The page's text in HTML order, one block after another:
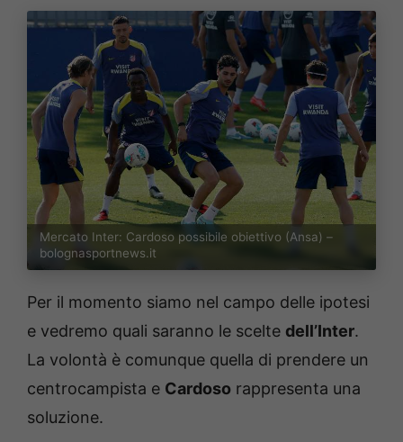
Mercato Inter: Cardoso possibile obiettivo (Ansa) –
bolognasportnews.it
Per il momento siamo nel campo delle ipotesi
e vedremo quali saranno le scelte dell’Inter.
La volontà è comunque quella di prendere un
centrocampista e Cardoso rappresenta una
soluzione.